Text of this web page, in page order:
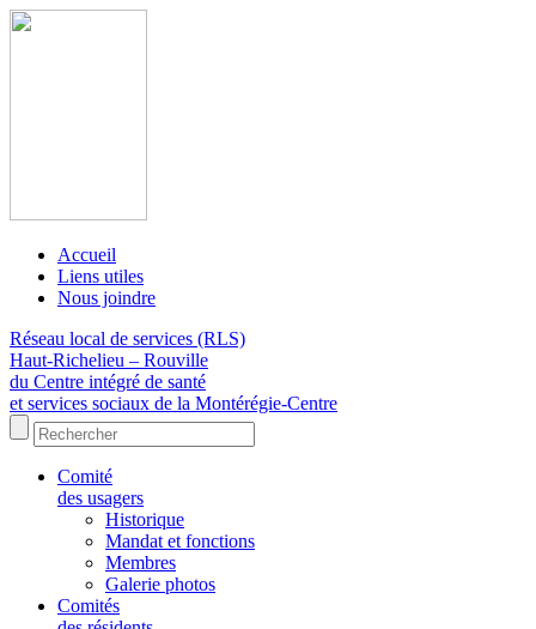
Accueil
Liens utiles
Nous joindre
Réseau local de services (RLS)
Haut-Richelieu – Rouville
du Centre intégré de santé
et services sociaux de la Montérégie-Centre
Comité
des usagers
Historique
Mandat et fonctions
Membres
Galerie photos
Comités